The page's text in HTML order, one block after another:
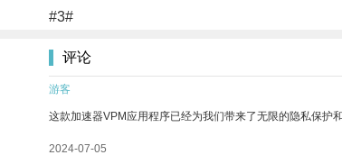
#3#
评论
游客
这款加速器VPM应用程序已经为我们带来了无限的隐私保护和
2024-07-05